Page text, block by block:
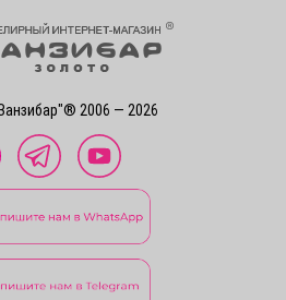
2006 — 2026